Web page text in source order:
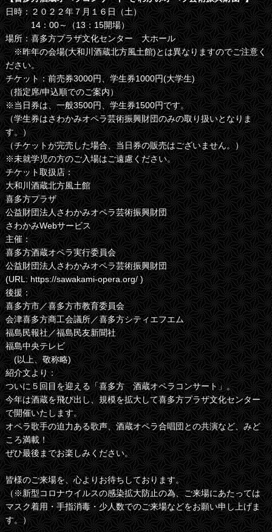
日時：２０２２年７月１６日（土）
14：00～（13：15開場）
場所：喜多方プラザ文化センター 大ホール
※昨年の会場(大和川酒蔵北方風土館)とは異なりますのでご注意く
ださい。
チケット：前売券3000円、学生券1000円(大学生)
（指定席/申込順でのご案内）
※当日券は、一般3500円、学生券1500円です。
（学生券はさわかみオペラ芸術振興財団のみの取り扱いとなりま
す。）
（チケットが完売した場合、当日券の販売はございません。）
※未就学児の方のご入場はご遠慮ください。
チケット取扱店：
大和川酒蔵北方風土館
喜多方プラザ
公益財団法人さわかみオペラ芸術振興財団
さわかみWebサービス
主催：
喜多方酒蔵オペラ実行委員会
公益財団法人さわかみオペラ芸術振興財団
(URL: https://sawakami-opera.org/ )
後援：
喜多方市／喜多方市教育委員会
会津喜多方商工会議所／喜多方シティエフエム
福島民報社／福島民友新聞社
福島中央テレビ
(以上、敬称略)
紹介文より：
ついに５回目を迎える「喜多方 酒蔵オペラコンサート」。
今年は酒蔵を飛び出し、規模を拡大して喜多方プラザ文化センター
で開催いたします。
オペラ歌手の迫力ある歌声、酒蔵オペラ合唱団との共演など、みど
ころ満載！
ぜひ最後までお楽しみください。
皆様のご来場を、心よりお待ちしております。
（※新型コロナウイルスの感染拡大防止の為、ご来場にあたっては
マスク着用・手指消毒・少人数でのご来場などをお願い申し上げま
す。）